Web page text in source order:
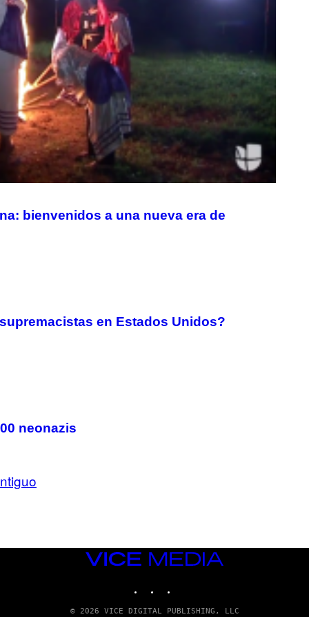
bienvenidos a una nueva era de
en Estados Unidos?
neonazis
VICE
MEDIA
© 2026 VICE DIGITAL PUBLISHING, LLC